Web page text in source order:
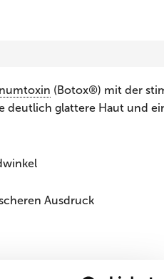
(Botox®) mit der
deutlich glattere Haut und
Ausdruck